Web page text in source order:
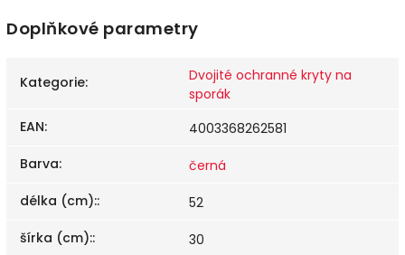
Doplňkové parametry
Kategorie:
Dvojité ochranné kryty na
sporák
EAN:
4003368262581
Barva:
černá
délka (cm)::
52
šírka (cm)::
30